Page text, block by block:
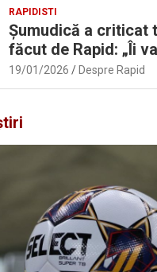
RAPIDISTI
Șumudică a criticat
făcut de Rapid: „Îi
înțeles”
19/01/2026 Despre Rapid